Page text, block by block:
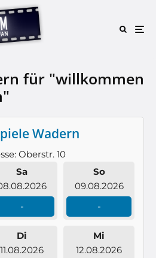
für "willkommen
Wadern
Oberstr. 10
Sa
-
So
09.08.2026
-
Di
11.08.2026
Mi
12.08.2026